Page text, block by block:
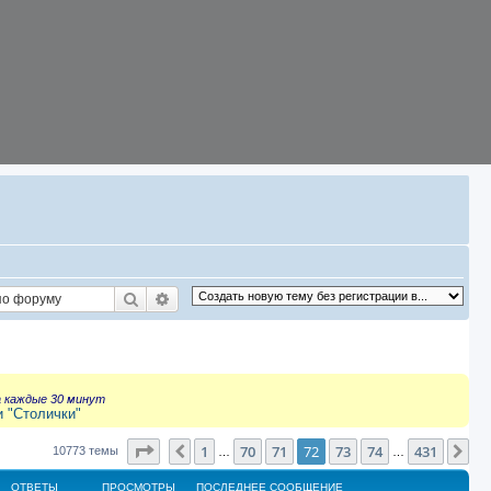
Поиск Расширенный поиск
каждые 30 минут
"Столички"
10773 темы Страница 72из 431
Пред.
1 70 71 72 73 74 431
ОТВЕТЫ ПРОСМОТРЫ ПОСЛЕДНЕЕ СООБЩЕНИЕ